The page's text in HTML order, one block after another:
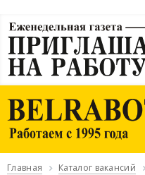
Главная Каталог вакансий